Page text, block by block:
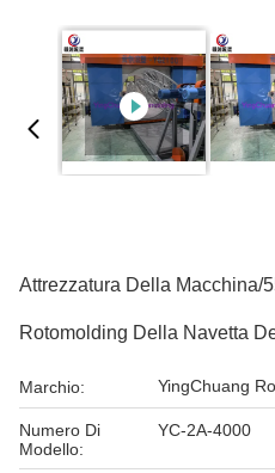
Attrezzatura Della Macchina/
Rotomolding Della Navetta
Marchio: YingChuang
Numero Di
Modello:
YC-2A-4000